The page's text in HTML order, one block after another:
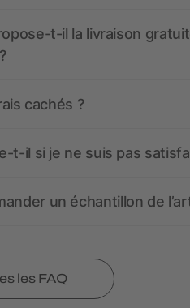
t-il la livraison
cachés ?
t-il si je ne suis pas
un échantillon de
les FAQ